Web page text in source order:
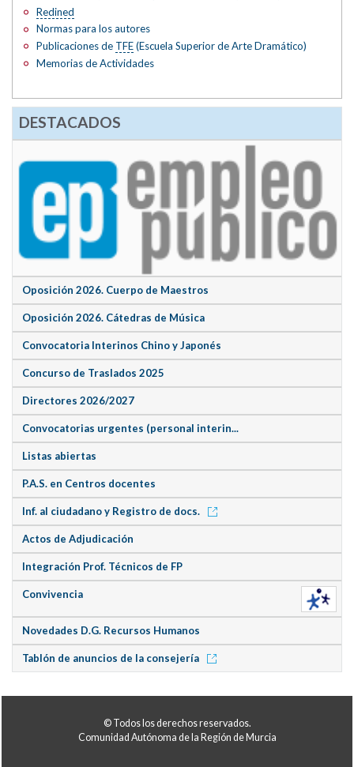
Redined
Normas para los autores
Publicaciones de TFE(Escuela Superior de Arte Dramático)
Memorias de Actividades
DESTACADOS
Oposición 2026. Cuerpo de Maestros
Oposición 2026. Cátedras de Música
Convocatoria Interinos Chino y Japonés
Concurso de Traslados 2025
Directores 2026/2027
Convocatorias urgentes (personal interin...
Listas abiertas
P.A.S. en Centros docentes
Inf. al ciudadano y Registro de docs.
Actos de Adjudicación
Integración Prof. Técnicos de FP
Convivencia
Novedades D.G. Recursos Humanos
Tablón de anuncios de la consejería
© Todos los derechos reservados.
Comunidad Autónoma de la Región de Murcia